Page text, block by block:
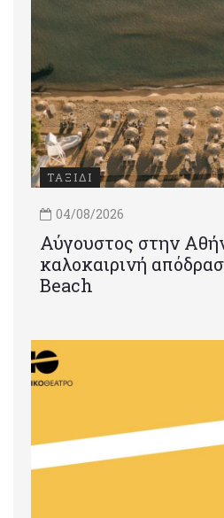
ΤΑΞΙΔΙ
04/08/2026
Αύγουστος στην
καλοκαιρινή
Beach